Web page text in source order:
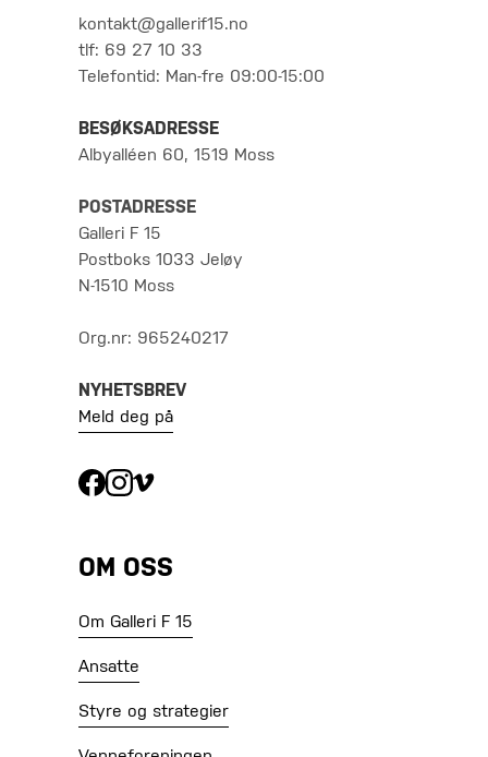
kontakt@gallerif15.no
tlf: 69 27 10 33
Telefontid: Man-fre 09:00-15:00
BESØKSADRESSE
Albyalléen 60, 1519 Moss
POSTADRESSE
Galleri F 15
Postboks 1033 Jeløy
N-1510 Moss
Org.nr: 965240217
NYHETSBREV
Meld deg på
OM OSS
Om Galleri F 15
Ansatte
Styre og strategier